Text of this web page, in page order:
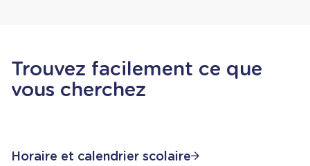
Trouvez facilement ce que
vous cherchez
Horaire et calendrier scolaire